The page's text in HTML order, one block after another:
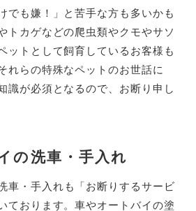
でも嫌！」と苦手な方も多いかも
トカゲなどの爬虫類やクモやサソ
ットとして飼育しているお客様も
れらの特殊なペットのお世話に
識が必須となるので、お断り申し
の洗車・手入れ
車・手入れも「お断りするサービ
ております。車やオートバイの塗